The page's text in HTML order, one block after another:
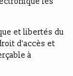
et libertés du
d'accès et
à